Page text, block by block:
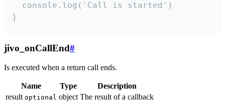
  console.log('Call is started')
}
jivo_onCallEnd#
Is executed when a return call ends.
Name Type
Description
result optional object The result of a callback